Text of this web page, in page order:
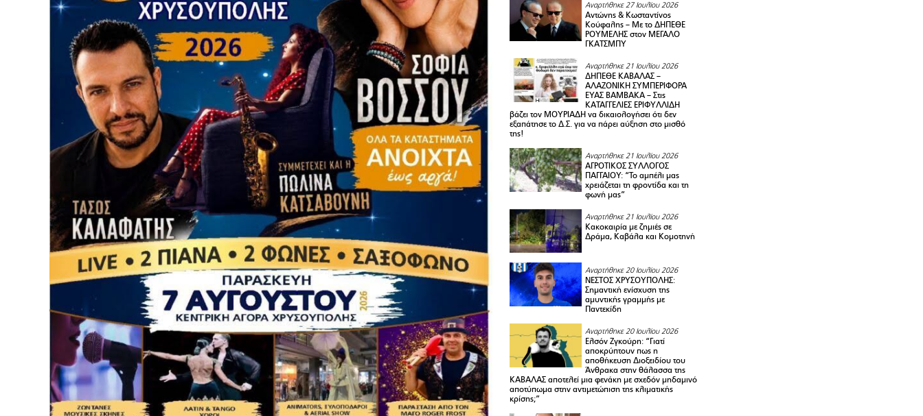
Αναρτήθηκε 27 Ιουλίου 2026
Αντώνης & Κωσταντίνος
Κούφαλης – Με το ΔΗΠΕΘΕ
ΡΟΥΜΕΛΗΣ στον ΜΕΓΑΛΟ
ΓΚΑΤΣΜΠΥ
Αναρτήθηκε 21 Ιουλίου 2026
ΔΗΠΕΘΕ ΚΑΒΑΛΑΣ –
ΑΛΑΖΟΝΙΚΗ ΣΥΜΠΕΡΙΦΟΡΑ
ΕΥΑΣ ΒΑΜΒΑΚΑ – Στις
ΚΑΤΑΓΓΕΛΙΕΣ ΕΡΙΦΥΛΛΙΔΗ
βάζει τον ΜΟΥΡΙΑΔΗ να δικαιολογήσει ότι δεν
εξαπάτησε το Δ.Σ. για να πάρει αύξηση στο μισθό
της!
Αναρτήθηκε 21 Ιουλίου 2026
ΑΓΡΟΤΙΚΟΣ ΣΥΛΛΟΓΟΣ
ΠΑΓΓΑΙΟY: “Το αμπέλι μας
χρειάζεται τη φροντίδα και τη
φωνή μας”
Αναρτήθηκε 21 Ιουλίου 2026
Κακοκαιρία με ζημιές σε
Δράμα, Καβάλα και Κομοτηνή
Αναρτήθηκε 20 Ιουλίου 2026
ΝΕΣΤΟΣ ΧΡΥΣΟΥΠΟΛΗΣ:
Σημαντική ενίσχυση της
αμυντικής γραμμής με
Παντεκίδη
Αναρτήθηκε 20 Ιουλίου 2026
Ελσόν Ζγκούρη: “Γιατί
αποκρύπτουν πως η
αποθήκευση Διοξειδίου του
Άνθρακα στην θάλασσα της
ΚΑΒΑΛΑΣ αποτελεί μια φενάκη με σχεδόν μηδαμινό
αποτύπωμα στην αντιμετώπιση της κλιματικής
κρίσης;”